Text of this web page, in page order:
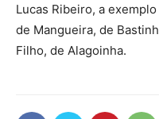
Lucas Ribeiro, a
de Mangueira, de
Filho, de Alagoinha.